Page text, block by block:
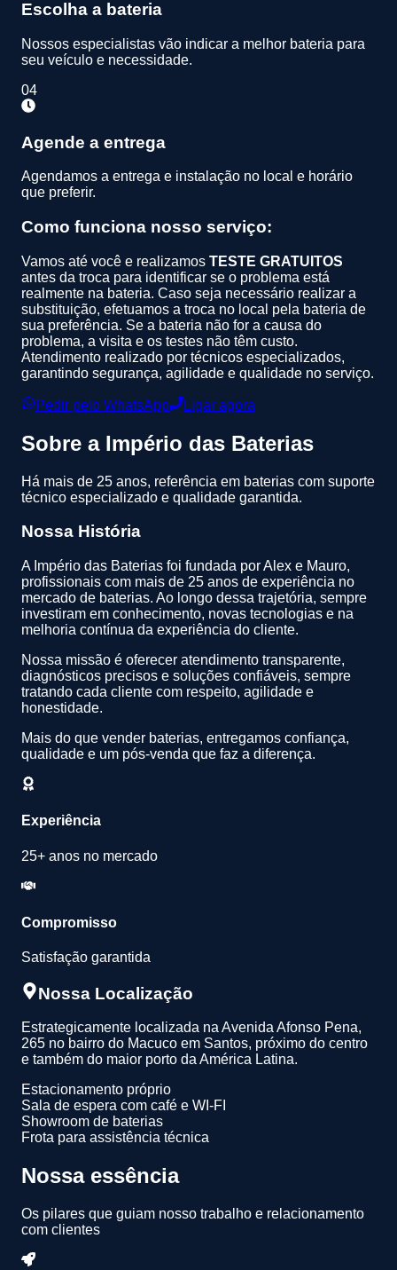
Escolha a bateria
Nossos especialistas vão indicar a melhor bateria para
seu veículo e necessidade.
04
Agende a entrega
Agendamos a entrega e instalação no local e horário
que preferir.
Como funciona nosso serviço:
Vamos até você e realizamos TESTE GRATUITOS
antes da troca para identificar se o problema está
realmente na bateria. Caso seja necessário realizar a
substituição, efetuamos a troca no local pela bateria de
sua preferência. Se a bateria não for a causa do
problema, a visita e os testes não têm custo.
Atendimento realizado por técnicos especializados,
garantindo segurança, agilidade e qualidade no serviço.
Pedir pelo WhatsApp Ligar agora
Sobre a Império das Baterias
Há mais de 25 anos, referência em baterias com suporte
técnico especializado e qualidade garantida.
Nossa História
A Império das Baterias foi fundada por Alex e Mauro,
profissionais com mais de 25 anos de experiência no
mercado de baterias. Ao longo dessa trajetória, sempre
investiram em conhecimento, novas tecnologias e na
melhoria contínua da experiência do cliente.
Nossa missão é oferecer atendimento transparente,
diagnósticos precisos e soluções confiáveis, sempre
tratando cada cliente com respeito, agilidade e
honestidade.
Mais do que vender baterias, entregamos confiança,
qualidade e um pós-venda que faz a diferença.
Experiência
25+ anos no mercado
Compromisso
Satisfação garantida
Nossa Localização
Estrategicamente localizada na Avenida Afonso Pena,
265 no bairro do Macuco em Santos, próximo do centro
e também do maior porto da América Latina.
Estacionamento próprio
Sala de espera com café e WI-FI
Showroom de baterias
Frota para assistência técnica
Nossa essência
Os pilares que guiam nosso trabalho e relacionamento
com clientes